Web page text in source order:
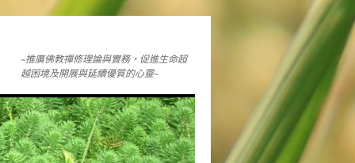
~推廣佛教禪修理論與實務，促進生命超
越困境及開展與延續優質的心靈~